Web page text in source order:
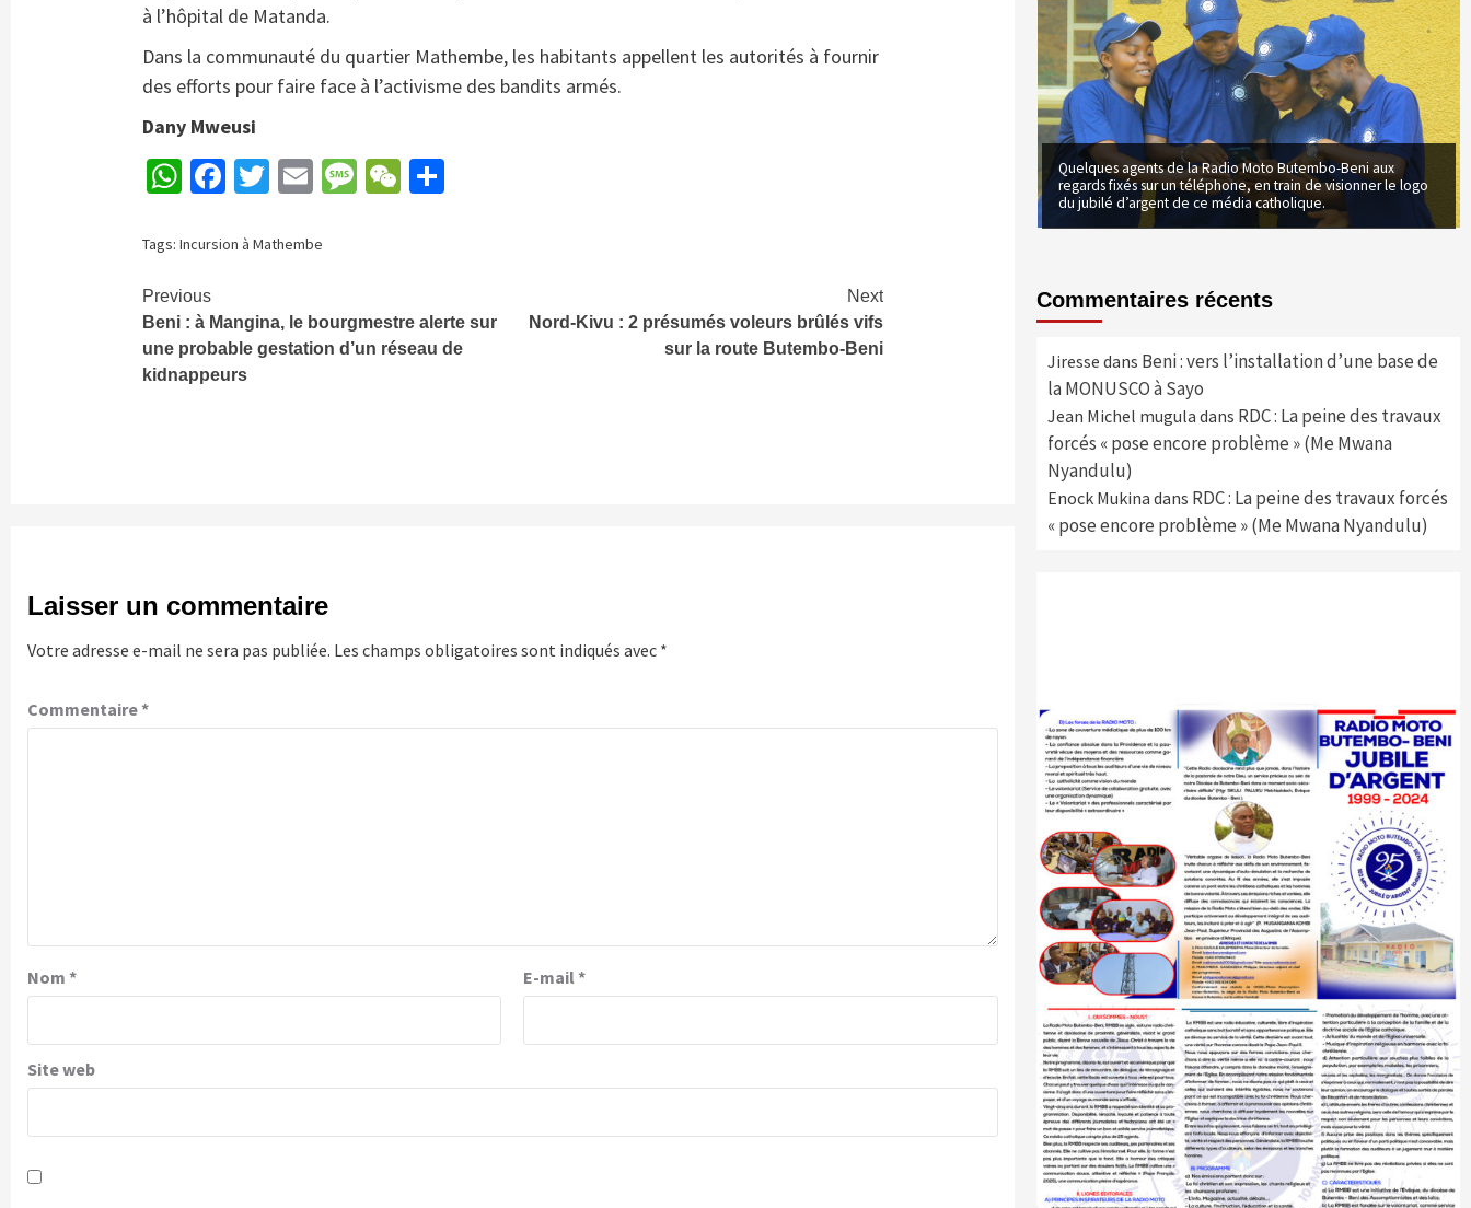
à l’hôpital de Matanda.
Dans la communauté du quartier Mathembe, les habitants appellent les autorités à fournir
des efforts pour faire face à l’activisme des bandits armés.
Dany Mweusi
WhatsApp
Facebook
Twitter
EmailMessage
WeChat
Tags:Incursion à Mathembe
Continue
Reading
Previous
Beni : à Mangina, le bourgmestre alerte sur
une probable gestation d’un réseau de
kidnappeurs
Next
Nord-Kivu : 2 présumés voleurs brûlés vifs
sur la route Butembo-Beni
Laisser un commentaire
Votre adresse e-mail ne sera pas publiée. Les champs obligatoires sont indiqués avec *
Commentaire*
Nom * E-mail*
Site web
Quelques agents de la Radio Moto Butembo-Beni aux
regards fixés sur un téléphone, en train de visionner le logo
du jubilé d’argent de ce média catholique.
Commentaires récents
Jiresse dans Beni : vers l’installation d’une base de
la MONUSCO à Sayo
Jean Michel mugula dans RDC : La peine des travaux
forcés « pose encore problème » (Me Mwana
Nyandulu)
Enock Mukina dans RDC : La peine des travaux forcés
« pose encore problème » (Me Mwana Nyandulu)